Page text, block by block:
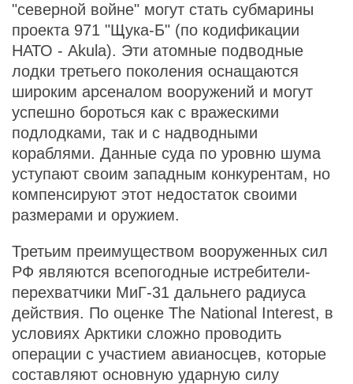
"северной войне" могут стать субмарины
проекта 971 "Щука-Б" (по кодификации
НАТО - Akula). Эти атомные подводные
лодки третьего поколения оснащаются
широким арсеналом вооружений и могут
успешно бороться как с вражескими
подлодками, так и с надводными
кораблями. Данные суда по уровню шума
уступают своим западным конкурентам, но
компенсируют этот недостаток своими
размерами и оружием.
Третьим преимуществом вооруженных сил
РФ являются всепогодные истребители-
перехватчики МиГ-31 дальнего радиуса
действия. По оценке The National Interest, в
условиях Арктики сложно проводить
операции с участием авианосцев, которые
составляют основную ударную силу